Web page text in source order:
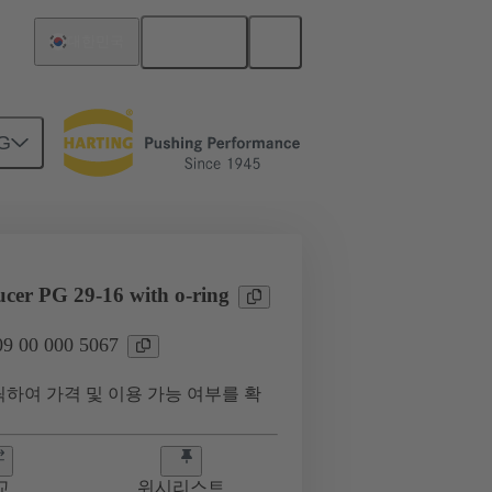
PG 29-16 with o-ring
00 000 5067
여 가격 및 이용 가능 여부를 확
위시리스트